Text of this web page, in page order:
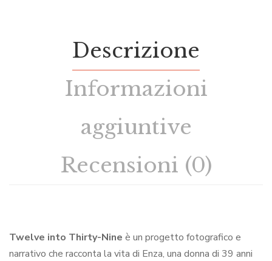
Descrizione
Informazioni
aggiuntive
Recensioni (0)
Twelve into Thirty-Nine è un progetto fotografico e
narrativo che racconta la vita di Enza, una donna di 39 anni